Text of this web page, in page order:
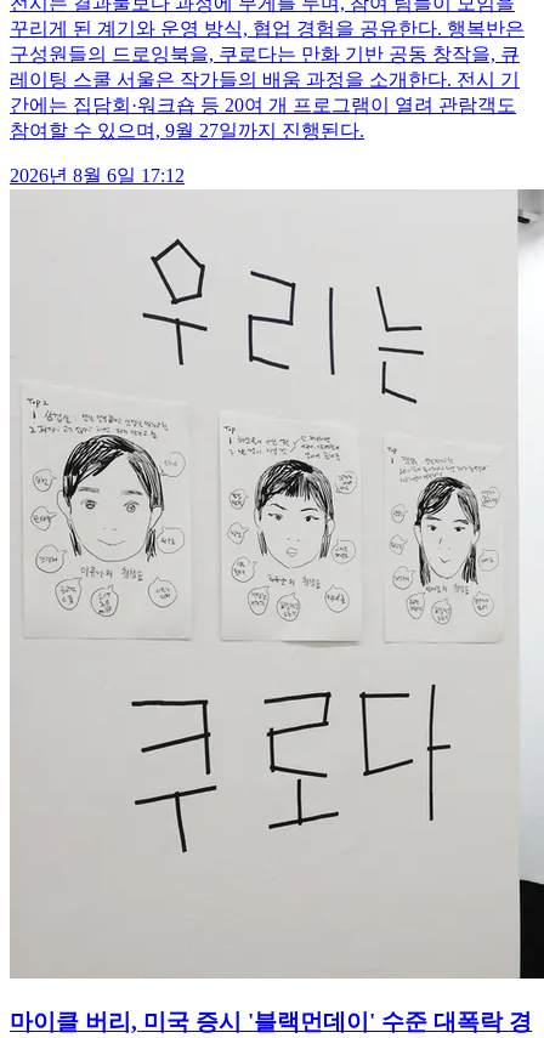
꾸리게 된 계기와 운영 방식, 협업 경험을 공유한다. 행복반은
구성원들의 드로잉북을, 쿠로다는 만화 기반 공동 창작을, 큐
레이팅 스쿨 서울은 작가들의 배움 과정을 소개한다. 전시 기
간에는 집담회·워크숍 등 20여 개 프로그램이 열려 관람객도
참여할 수 있으며, 9월 27일까지 진행된다.
2026년 8월 6일 17:12
마이클 버리, 미국 증시 '블랙먼데이' 수준 대폭락 경